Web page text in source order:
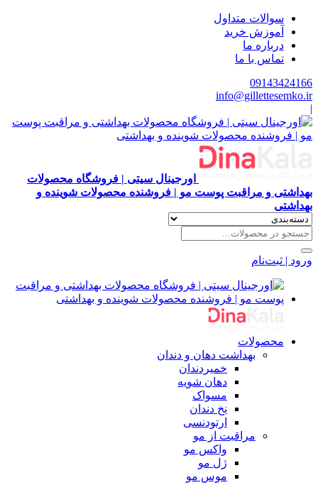
سوالات متداول
آموزش خرید
درباره ما
تماس با ما
09143424166
info@gillettesemko.ir
|
اورجینال سیتی | فروشگاه محصولات
بهداشتی و مراقبت پوست مو | فروشنده محصولات شوینده و
بهداشتی
ورود | ثبت‌نام
محصولات
بهداشت دهان و دندان
خمیردندان
دهان شویه
مسواک
نخ دندان
ارتودنسی
مراقبت از مو
واکس مو
ژل مو
موس مو